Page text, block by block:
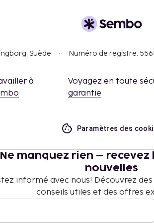
son bar/salon pour
tuteurs et qui utilisent
aux chambres.
des mesures de
désinfectant ; les
sont lavés à
Suède Numéro de registre:
à
Voyagez en toute
garantie
Paramètres des
Ne manquez rien – recevez
nouvelles
informé avec nous! Découvrez
conseils utiles et des offres